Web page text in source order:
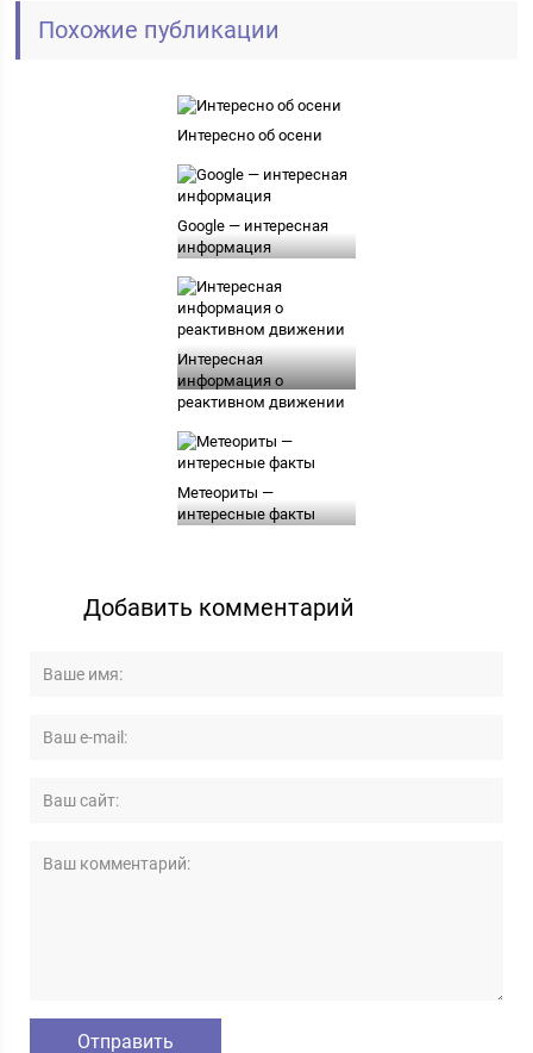
Похожие публикации
Интересно об осени
Google — интересная
информация
Интересная
информация о
реактивном движении
Метеориты —
интересные факты
Добавить комментарий